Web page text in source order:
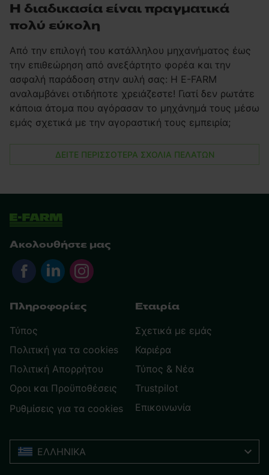
Η διαδικασία είναι πραγματικά
πολύ εύκολη
Από την επιλογή του κατάλληλου μηχανήματος έως
την επιθεώρηση από ανεξάρτητο φορέα και την
ασφαλή παράδοση στην αυλή σας: Η E-FARM
αναλαμβάνει οτιδήποτε χρειάζεστε! Γιατί δεν ρωτάτε
κάποια άτομα που αγόρασαν το μηχάνημά τους μέσω
εμάς σχετικά με την αγοραστική τους εμπειρία;
ΔΕΙΤΕ ΠΕΡΙΣΣΟΤΕΡΑ ΣΧΟΛΙΑ ΠΕΛΑΤΩΝ
Ακολουθήστε μας
Πληροφορίες
Τύπος
Πολιτική για τα cookies
Πολιτική Απορρήτου
Οροι και Προϋποθέσεις
Ρυθμίσεις για τα cookies
Εταιρία
Σχετικά με εμάς
Καριέρα
Τύπος & Νέα
Trustpilot
Επικοινωνία
ΕΛΛΗΝΙΚΆ